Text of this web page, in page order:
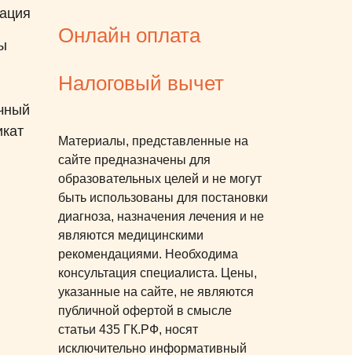
Онлайн оплата
Налоговый вычет
Материалы, представленные на
сайте предназначены для
образовательных целей и не могут
быть использованы для постановки
диагноза, назначения лечения и не
являются медицинскими
рекомендациями. Необходима
консультация специалиста. Цены,
указанные на сайте, не являются
публичной офертой в смысле
статьи 435 ГК.РФ, носят
исключительно информативный